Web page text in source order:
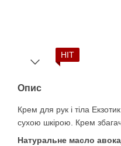
HIT
Опис
Крем для рук і тіла
сухою шкірою. Крем
Натуральне масло